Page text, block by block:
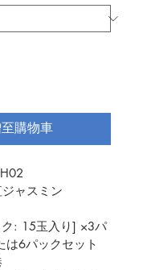
購物車
ャスミン
: 15玉入り] ×3パ
は6パックセット